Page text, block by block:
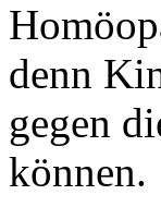
denn
gegen
können.